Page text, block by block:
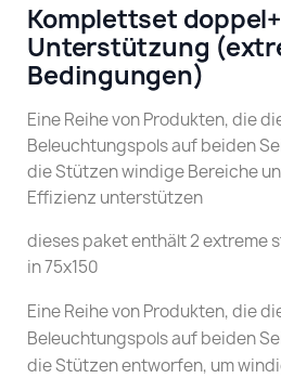
Komplettset
Unterstützung
Bedingungen)
Eine Reihe von Produkten, die
Beleuchtungspols auf beiden
die Stützen windige Bereiche
Effizienz unterstützen
dieses paket enthält 2 extreme
in 75x150
Eine Reihe von Produkten, die
Beleuchtungspols auf beiden
die Stützen entworfen, um